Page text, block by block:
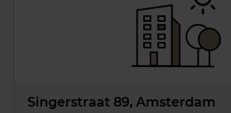
Singerstraat 89, Amsterdam